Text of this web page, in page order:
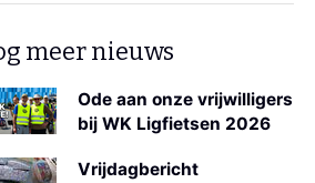
meer nieuws
Ode aan onze vrijwilligers
bij WK Ligfietsen 2026
Vrijdagbericht